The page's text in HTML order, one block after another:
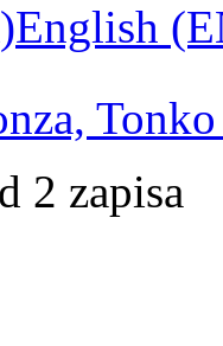
English
2 zapisa